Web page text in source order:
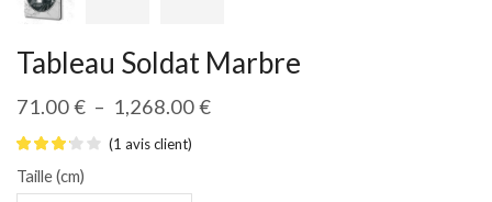
Tableau Soldat Marbre
71.00€ – 1,268.00€
(1 avis client)
Taille (cm)